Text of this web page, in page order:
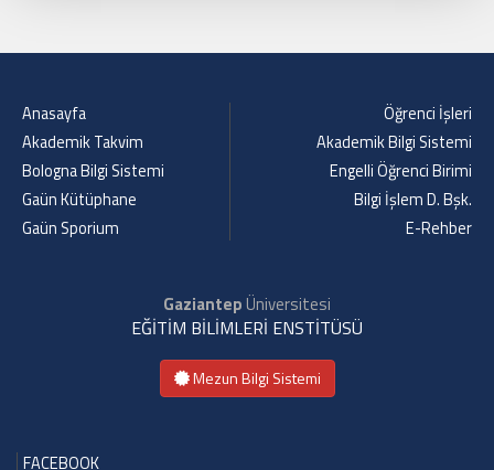
Anasayfa
Akademik Takvim
Bologna Bilgi Sistemi
Gaün Kütüphane
Gaün Sporium
Öğrenci İşleri
Akademik Bilgi Sistemi
Engelli Öğrenci Birimi
Bilgi İşlem D. Bşk.
E-Rehber
GaziantepÜniversitesi
EĞİTİM BİLİMLERİ ENSTİTÜSÜ
Mezun Bilgi Sistemi
FACEBOOK